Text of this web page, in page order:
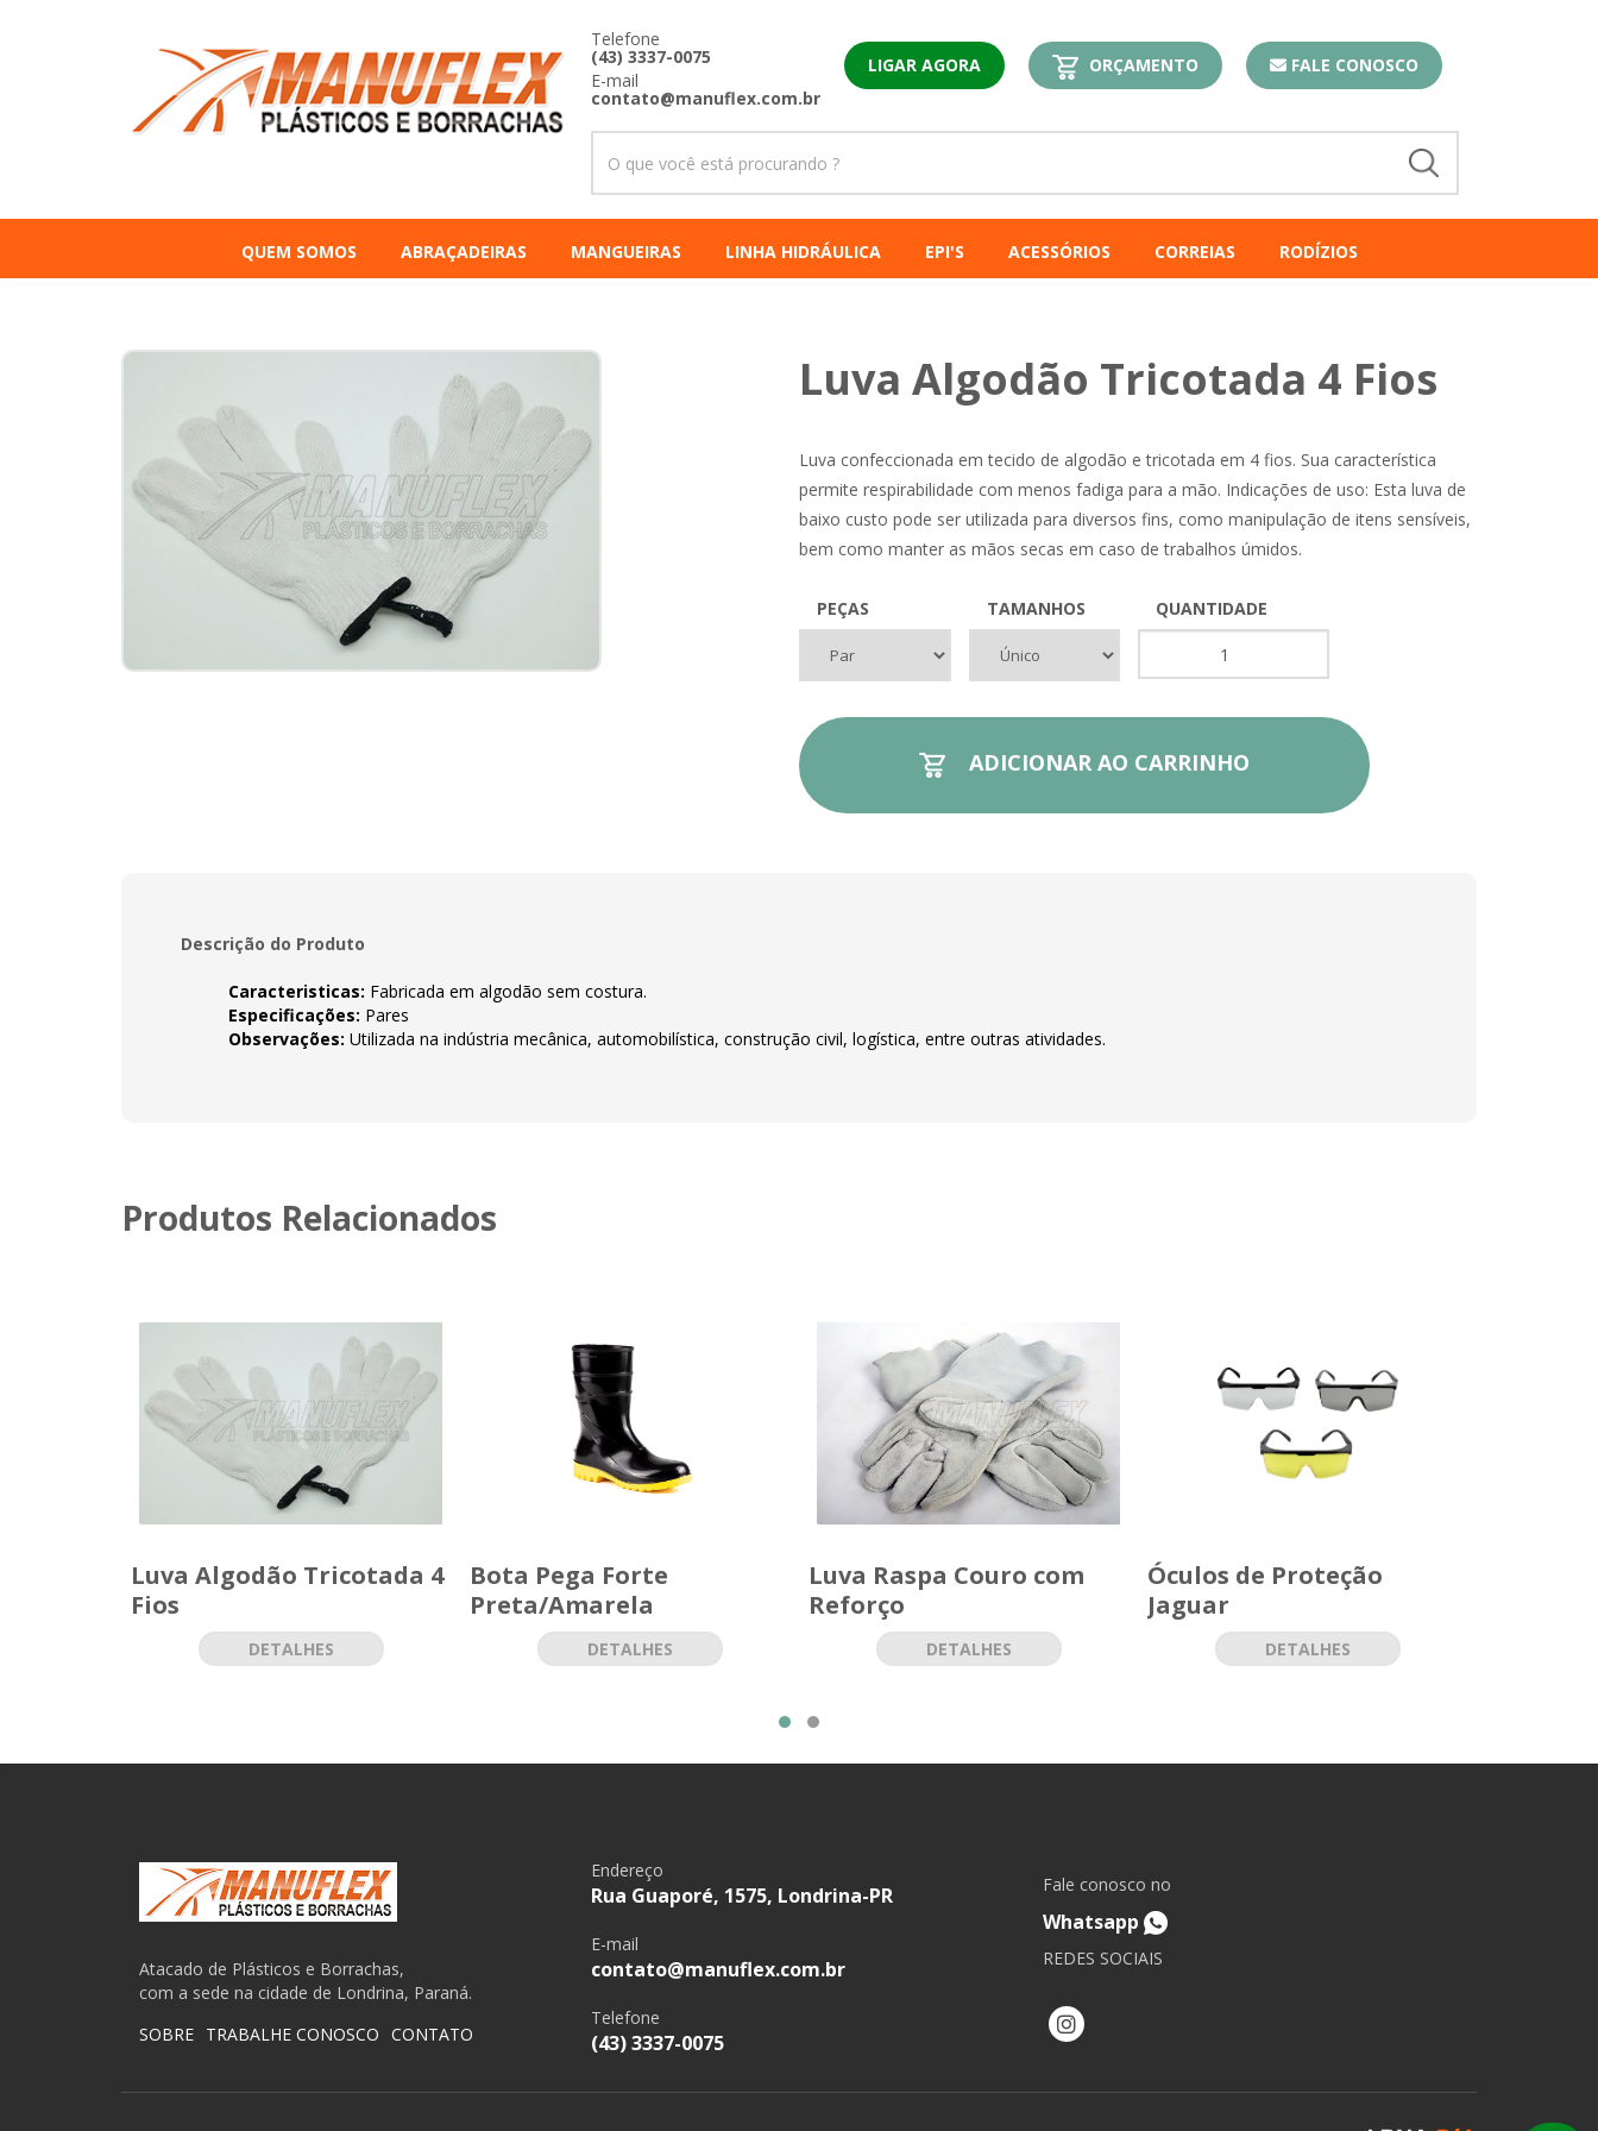
Telefone
(43) 3337-0075
E-mail
contato@manuflex.com.br
FALE CONOSCO
ORÇAMENTO
LIGAR AGORA
QUEM SOMOS ABRAÇADEIRAS MANGUEIRAS LINHA HIDRÁULICA EPI'S ACESSÓRIOS CORREIAS RODÍZIOS
Luva Algodão Tricotada 4 Fios
Luva confeccionada em tecido de algodão e tricotada em 4 fios. Sua característica
permite respirabilidade com menos fadiga para a mão. Indicações de uso: Esta luva de
baixo custo pode ser utilizada para diversos fins, como manipulação de itens sensíveis,
bem como manter as mãos secas em caso de trabalhos úmidos.
PEÇAS TAMANHOS QUANTIDADE
ADICIONAR AO CARRINHO
Descrição do Produto
Caracteristicas: Fabricada em algodão sem costura.
Especificações: Pares
Observações: Utilizada na indústria mecânica, automobilística, construção civil, logística, entre outras atividades.
Produtos Relacionados
Luva Algodão Tricotada 4
Fios
DETALHES
Bota Pega Forte
Preta/Amarela
DETALHES
Luva Raspa Couro com
Reforço
DETALHES
Óculos de Proteção
Jaguar
DETALHES
Atacado de Plásticos e Borrachas,
com a sede na cidade de Londrina, Paraná.
SOBRE TRABALHE CONOSCO CONTATO
Endereço
Rua Guaporé, 1575, Londrina-PR
E-mail
contato@manuflex.com.br
Telefone
(43) 3337-0075
Fale conosco no
Whatsapp
REDES SOCIAIS